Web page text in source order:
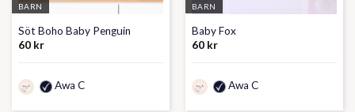
BARN
Söt Boho Baby Penguin
60 kr
Awa C
BARN
Baby Fox
60 kr
Awa C